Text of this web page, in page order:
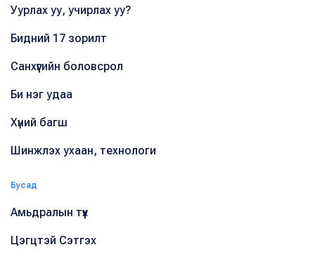
Уурлах уу, учирлах уу?
Бидний 17 зорилт
Санхүүгийн боловсрол
Би нэг удаа
Хүний багш
Шинжлэх ухаан, технологи
Бусад
Амьдралын түүх
Цэгцтэй Сэтгэх